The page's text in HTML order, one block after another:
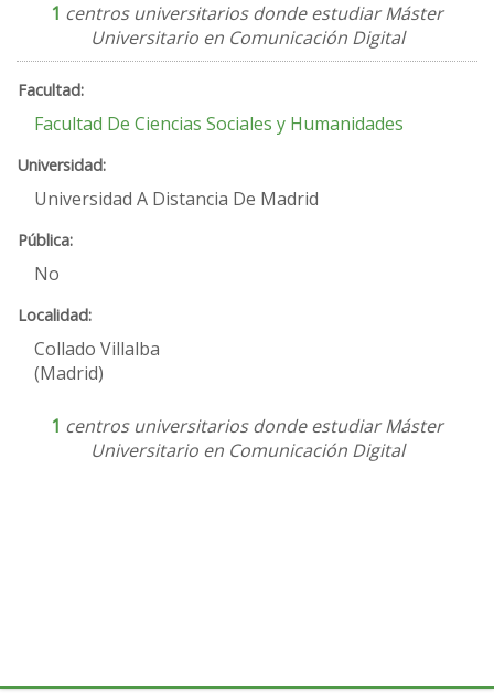
1 centros universitarios donde estudiar Máster
Universitario en Comunicación Digital
Facultad De Ciencias Sociales y Humanidades
Universidad A Distancia De Madrid
No
Collado Villalba
(Madrid)
1 centros universitarios donde estudiar Máster
Universitario en Comunicación Digital